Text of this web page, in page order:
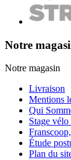
Notre
Notre magasin
Livraison
Mentions
Qui
Stage vélo
Étude
Plan du